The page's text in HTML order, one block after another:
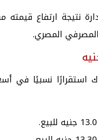
نتيجة ارتفاع قيمته
المصرفي المصري.
استقرارًا نسبيًا في